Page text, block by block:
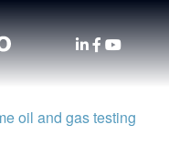
oil and gas testing